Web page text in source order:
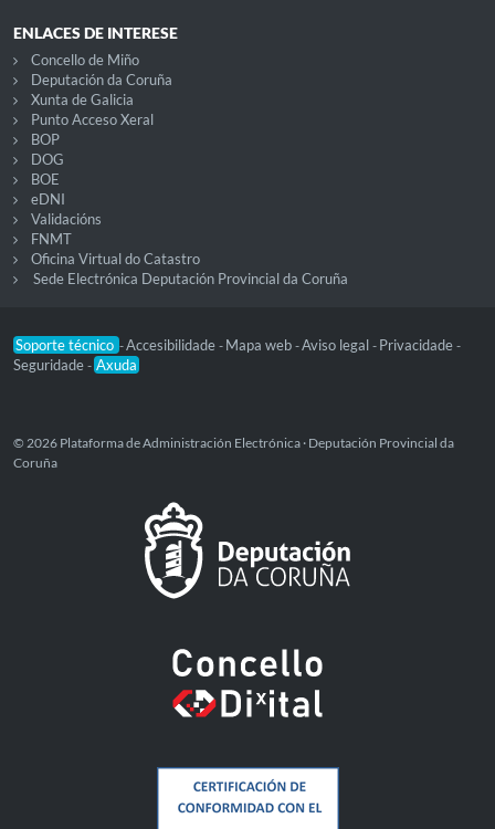
ENLACES DE INTERESE
Concello de Miño
Deputación da Coruña
Xunta de Galicia
Punto Acceso Xeral
BOP
DOG
BOE
eDNI
Validacións
FNMT
Oficina Virtual do Catastro
Sede Electrónica Deputación Provincial da Coruña
Soporte técnico -Accesibilidade - Mapa web -Aviso legal - Privacidade -
Seguridade - Axuda
© 2026 Plataforma de Administración Electrónica · Deputación Provincial da
Coruña